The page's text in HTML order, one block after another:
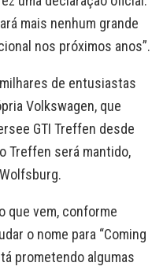
mais nenhum grande
nos próximos anos”.
de entusiastas
Volkswagen, que
GTI Treffen desde
Treffen será mantido,
que vem, conforme
o nome para “Coming
prometendo algumas